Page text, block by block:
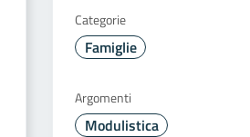
Categorie
Famiglie
Argomenti
Modulistica